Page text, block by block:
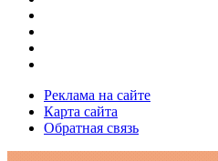
Реклама на сайте
Карта сайта
Обратная связь